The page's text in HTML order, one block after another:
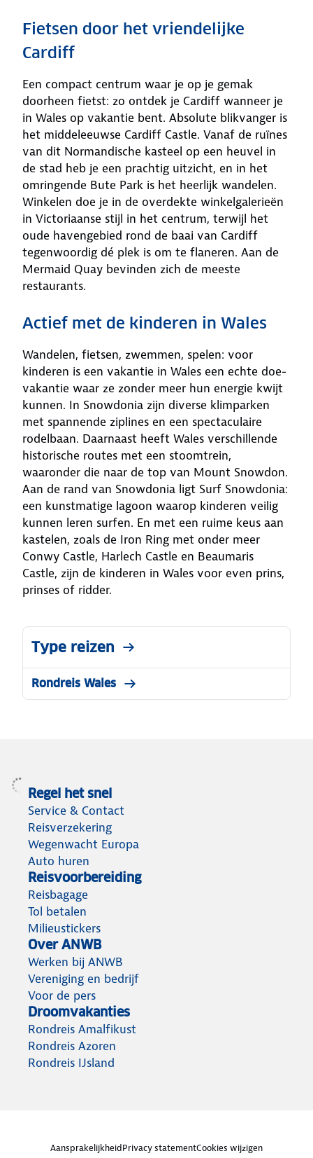
Fietsen door het vriendelijke
Cardiff
Een compact centrum waar je op je gemak
doorheen fietst: zo ontdek je Cardiff wanneer je
in Wales op vakantie bent. Absolute blikvanger is
het middeleeuwse Cardiff Castle. Vanaf de ruïnes
van dit Normandische kasteel op een heuvel in
de stad heb je een prachtig uitzicht, en in het
omringende Bute Park is het heerlijk wandelen.
Winkelen doe je in de overdekte winkelgalerieën
in Victoriaanse stijl in het centrum, terwijl het
oude havengebied rond de baai van Cardiff
tegenwoordig dé plek is om te flaneren. Aan de
Mermaid Quay bevinden zich de meeste
restaurants.
Actief met de kinderen in Wales
Wandelen, fietsen, zwemmen, spelen: voor
kinderen is een vakantie in Wales een echte doe-
vakantie waar ze zonder meer hun energie kwijt
kunnen. In Snowdonia zijn diverse klimparken
met spannende ziplines en een spectaculaire
rodelbaan. Daarnaast heeft Wales verschillende
historische routes met een stoomtrein,
waaronder die naar de top van Mount Snowdon.
Aan de rand van Snowdonia ligt Surf Snowdonia:
een kunstmatige lagoon waarop kinderen veilig
kunnen leren surfen. En met een ruime keus aan
kastelen, zoals de Iron Ring met onder meer
Conwy Castle, Harlech Castle en Beaumaris
Castle, zijn de kinderen in Wales voor even prins,
prinses of ridder.
Type reizen
Rondreis Wales
Regel het snel
Service & Contact
Reisverzekering
Wegenwacht Europa
Auto huren
Reisvoorbereiding
Reisbagage
Tol betalen
Milieustickers
Over ANWB
Werken bij ANWB
Vereniging en bedrijf
Voor de pers
Droomvakanties
Rondreis Amalfikust
Rondreis Azoren
Rondreis IJsland
AansprakelijkheidPrivacy statementCookies wijzigen